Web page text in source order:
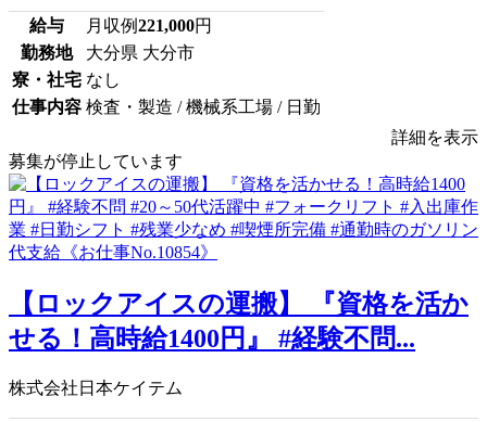
給与 月収例221,000円
勤務地
大分県 大分市
寮・社宅 なし
仕事内容 検査・製造 / 機械系工場 / 日勤
詳細を表示
募集が停止しています
【ロックアイスの運搬】 『資格を活か
せる！高時給1400円』 #経験不問...
株式会社日本ケイテム